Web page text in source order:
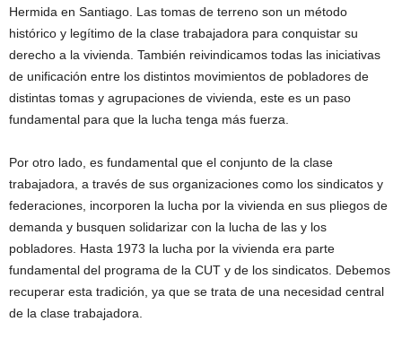
Hermida en Santiago. Las tomas de terreno son un método
histórico y legítimo de la clase trabajadora para conquistar su
derecho a la vivienda. También reivindicamos todas las iniciativas
de unificación entre los distintos movimientos de pobladores de
distintas tomas y agrupaciones de vivienda, este es un paso
fundamental para que la lucha tenga más fuerza.
Por otro lado, es fundamental que el conjunto de la clase
trabajadora, a través de sus organizaciones como los sindicatos y
federaciones, incorporen la lucha por la vivienda en sus pliegos de
demanda y busquen solidarizar con la lucha de las y los
pobladores. Hasta 1973 la lucha por la vivienda era parte
fundamental del programa de la CUT y de los sindicatos. Debemos
recuperar esta tradición, ya que se trata de una necesidad central
de la clase trabajadora.